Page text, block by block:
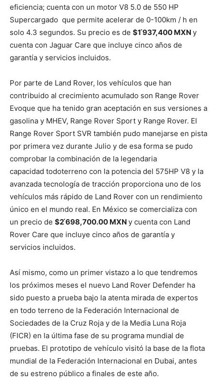
eficiencia; cuenta con un motor V8 5.0 de 550 HP
Supercargado que permite acelerar de 0-100km / h en
solo 4.3 segundos. Su precio es de $1 ́937,400 MXN y
cuenta con Jaguar Care que incluye cinco años de
garantía y servicios incluidos.
Por parte de Land Rover, los vehículos que han
contribuido al crecimiento acumulado son Range Rover
Evoque que ha tenido gran aceptación en sus versiones a
gasolina y MHEV, Range Rover Sport y Range Rover. El
Range Rover Sport SVR también pudo manejarse en pista
por primera vez durante Julio y de esa forma se pudo
comprobar la combinación de la legendaria
capacidad todoterreno con la potencia del 575HP V8 y la
avanzada tecnología de tracción proporciona uno de los
vehículos más rápido de Land Rover con un rendimiento
único en el mundo real. En México se comercializa con
un precio de $2 ́698,700.00 MXN y cuenta con Land
Rover Care que incluye cinco años de garantía y
servicios incluidos.
Así mismo, como un primer vistazo a lo que tendremos
los próximos meses el nuevo Land Rover Defender ha
sido puesto a prueba bajo la atenta mirada de expertos
en todo terreno de la Federación Internacional de
Sociedades de la Cruz Roja y de la Media Luna Roja
(FICR) en la última fase de su programa mundial de
pruebas. El prototipo de vehículo visitó la base de la flota
mundial de la Federación Internacional en Dubai, antes
de su estreno público a finales de este año.